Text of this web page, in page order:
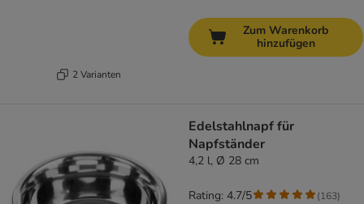
2 Varianten
Zum Warenkorb
hinzufügen
Edelstahlnapf für
Napfständer
4,2 l, Ø 28 cm
Rating: 4.7/5 (163)